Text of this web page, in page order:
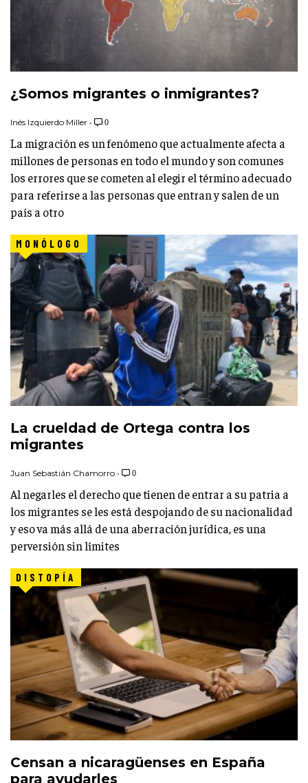
¿Somos migrantes o inmigrantes?
Inés Izquierdo Miller • 0
La migración es un fenómeno que actualmente afecta a
millones de personas en todo el mundo y son comunes
los errores que se cometen al elegir el término adecuado
para referirse a las personas que entran y salen de un
país a otro
MONÓLOGO
La crueldad de Ortega contra los
migrantes
Juan Sebastián Chamorro • 0
Al negarles el derecho que tienen de entrar a su patria a
los migrantes se les está despojando de su nacionalidad
y eso va más allá de una aberración jurídica, es una
perversión sin límites
DISTOPÍA
Censan a nicaragüenses en España
para ayudarles